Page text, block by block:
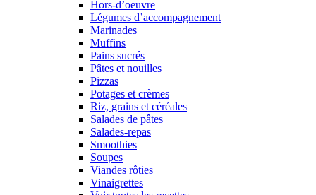
Hors-d’oeuvre
Légumes d’accompagnement
Marinades
Muffins
Pains sucrés
Pâtes et nouilles
Pizzas
Potages et crèmes
Riz, grains et céréales
Salades de pâtes
Salades-repas
Smoothies
Soupes
Viandes rôties
Vinaigrettes